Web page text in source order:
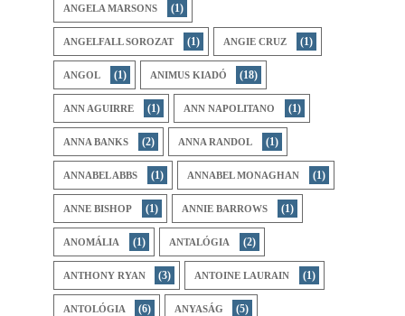
ANGELA MARSONS (1)
ANGELFALL SOROZAT (1) ANGIE CRUZ (1)
ANGOL (1) ANIMUS KIADÓ (18)
ANN AGUIRRE (1) ANN NAPOLITANO (1)
ANNA BANKS (2) ANNA RANDOL (1)
ANNABEL ABBS (1) ANNABEL MONAGHAN (1)
ANNE BISHOP (1) ANNIE BARROWS (1)
ANOMÁLIA (1) ANTALÓGIA (2)
ANTHONY RYAN (3) ANTOINE LAURAIN (1)
ANTOLÓGIA (6) ANYASÁG (5)